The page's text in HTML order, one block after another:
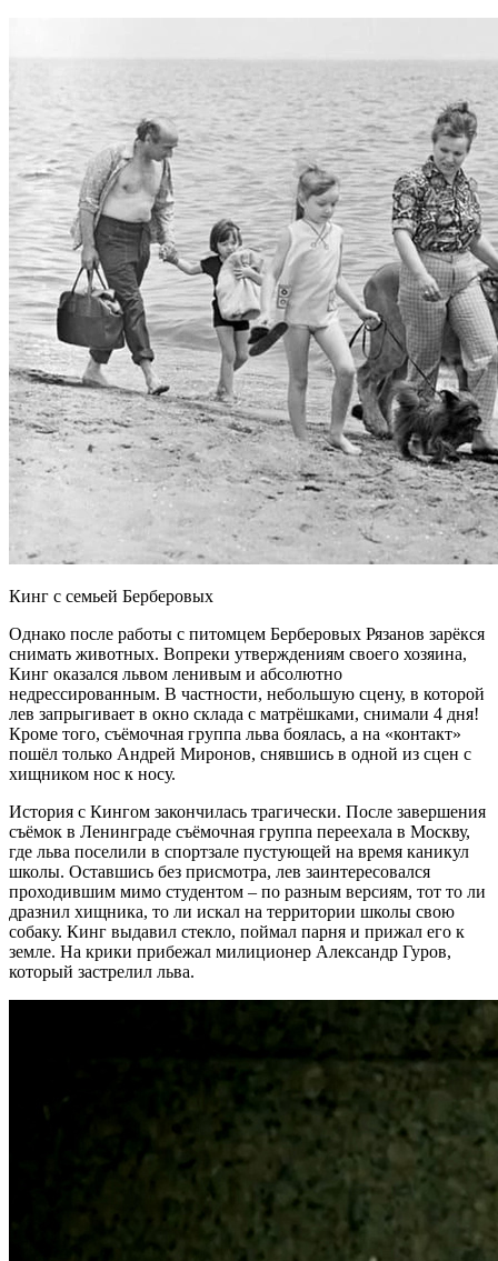
Кинг с семьей Берберовых
Однако после работы с питомцем Берберовых Рязанов зарёкся
снимать животных. Вопреки утверждениям своего хозяина,
Кинг оказался львом ленивым и абсолютно
недрессированным. В частности, небольшую сцену, в которой
лев запрыгивает в окно склада с матрёшками, снимали 4 дня!
Кроме того, съёмочная группа льва боялась, а на «контакт»
пошёл только Андрей Миронов, снявшись в одной из сцен с
хищником нос к носу.
История с Кингом закончилась трагически. После завершения
съёмок в Ленинграде съёмочная группа переехала в Москву,
где льва поселили в спортзале пустующей на время каникул
школы. Оставшись без присмотра, лев заинтересовался
проходившим мимо студентом – по разным версиям, тот то ли
дразнил хищника, то ли искал на территории школы свою
собаку. Кинг выдавил стекло, поймал парня и прижал его к
земле. На крики прибежал милиционер Александр Гуров,
который застрелил льва.